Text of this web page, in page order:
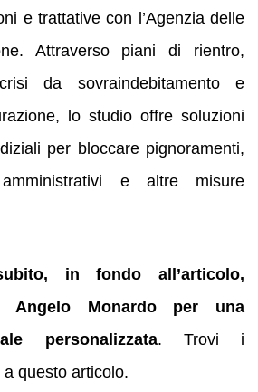
e trattative con l’Agenzia delle
Attraverso piani di rientro,
da sovraindebitamento e
lo studio offre soluzioni
per bloccare pignoramenti,
e altre misure
in fondo all’articolo,
Angelo Monardo per una
personalizzata. Trovi i
questo articolo.